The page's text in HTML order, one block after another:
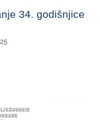
34. godišnjice